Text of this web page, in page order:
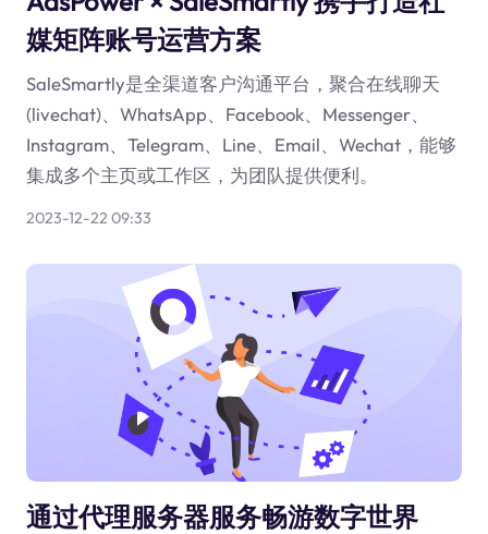
媒矩阵账号运营方案
SaleSmartly是全渠道客户沟通平台，聚合在线聊天
(livechat)、WhatsApp、Facebook、Messenger、
Instagram、Telegram、Line、Email、Wechat，能够
集成多个主页或工作区，为团队提供便利。
2023-12-22 09:33
通过代理服务器服务畅游数字世界